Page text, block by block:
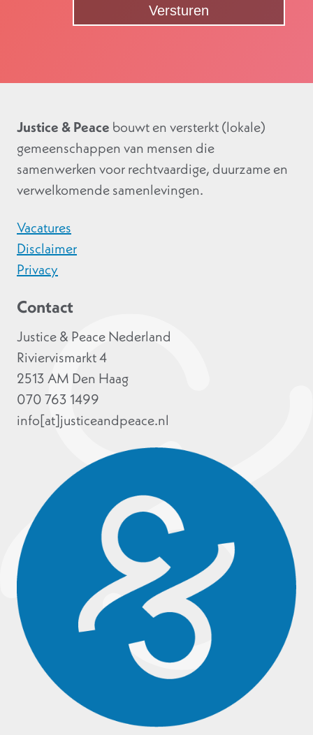
Justice & Peace bouwt en versterkt (lokale)
gemeenschappen van mensen die
samenwerken voor rechtvaardige, duurzame en
verwelkomende samenlevingen.
Vacatures
Disclaimer
Privacy
Contact
Justice & Peace Nederland
Riviervismarkt 4
2513 AM Den Haag
070 763 1499
info[at]justiceandpeace.nl